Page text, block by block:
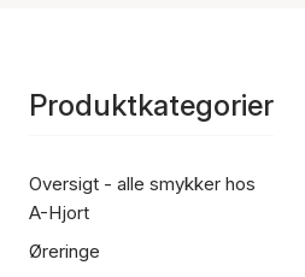
Produktkategorier
Oversigt - alle smykker hos
A-Hjort
Øreringe